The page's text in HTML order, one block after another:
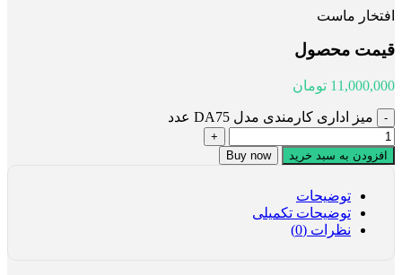
افتخار ماست
قیمت محصول
11,000,000 تومان
میز اداری کارمندی مدل DA75 عدد
افزودن به سبد خرید Buy now
توضیحات
توضیحات تکمیلی
نظرات (0)